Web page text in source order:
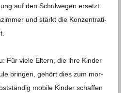
auf den Schul­we­gen ersetzt
und stärkt die Kon­zen­tra­ti­
Für viele Eltern, die ihre Kin­der
brin­gen, gehört dies zum mor­
mobile Kin­der schaf­fen